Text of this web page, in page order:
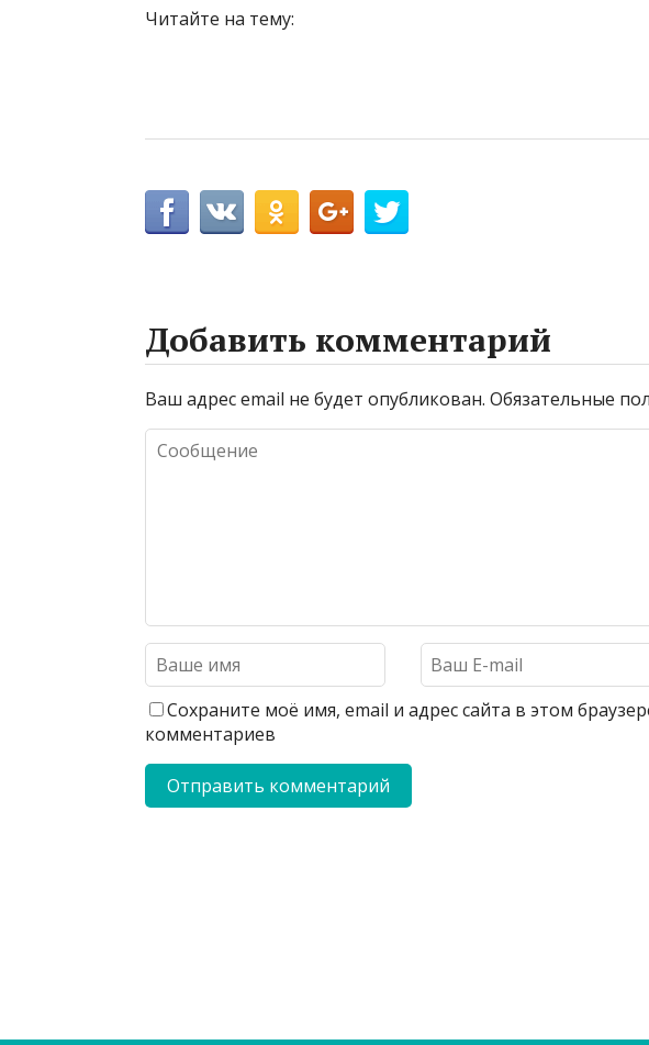
Читайте на тему:
Добавить комментарий
Ваш адрес email не будет опубликован. Обязательные
Сохраните моё имя, email и адрес сайта в этом
комментариев